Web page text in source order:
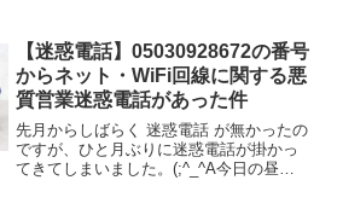
【迷惑電話】05030928672の番号
からネット・WiFi回線に関する悪
質営業迷惑電話があった件
先月からしばらく 迷惑電話 が無かったの
ですが、ひと月ぶりに迷惑電話が掛かっ
てきてしまいました。(;^_^A今日の昼頃